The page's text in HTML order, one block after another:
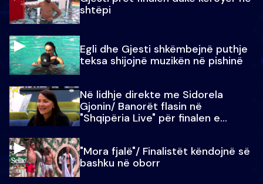
shtëpi
Egli dhe Gjesti shkëmbejnë puthje
teksa shijojnë muzikën në pishinë
Në lidhje direkte me Sidorela
Gjonin/ Banorët flasin në
"Shqipëria Live" për finalen e
"Mora fjalë"/ Finalistët këndojnë së
bashku në oborr